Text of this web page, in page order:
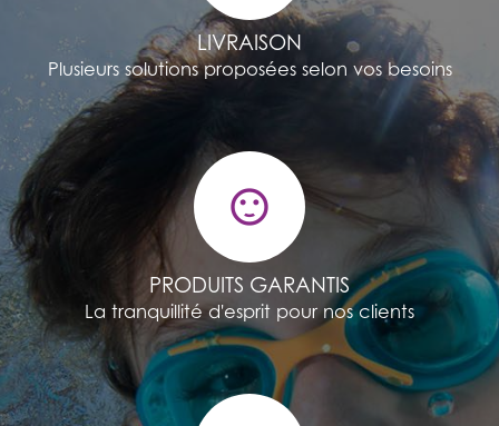
LIVRAISON
Plusieurs solutions proposées selon vos besoins
sentiment_satisfied
PRODUITS GARANTIS
La tranquillité d'esprit pour nos clients